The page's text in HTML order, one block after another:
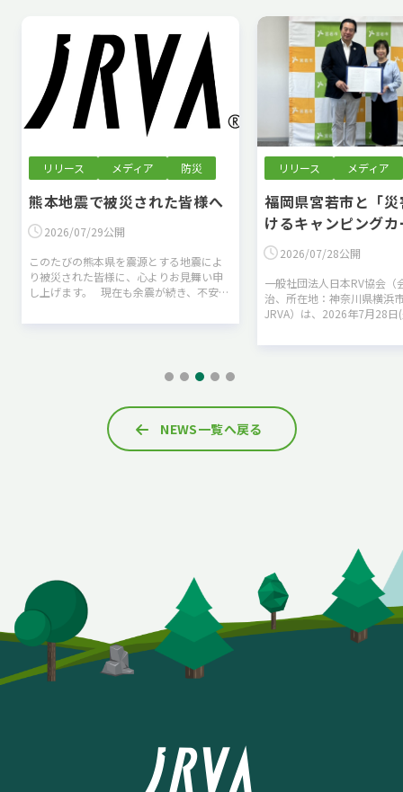
リリース メディア 防災
熊本地震で被災された皆様へ
2026/07/29公開
このたびの熊本県を震源とする地震によ
り被災された皆様に、心よりお見舞い申
し上げます。 現在も余震が続き、不安な
を問わず救助・復旧活動にあたられてい
リリース メディア
福岡県宮若市と「
けるキャンピング
に関する協定」を
た
2026/07/28公開
一般社団法人日本RV協会（
治、所在地：神奈川県横浜
JRVA）は、2026年7月28日
カーの提供に関する協定」
NEWS一覧へ戻る